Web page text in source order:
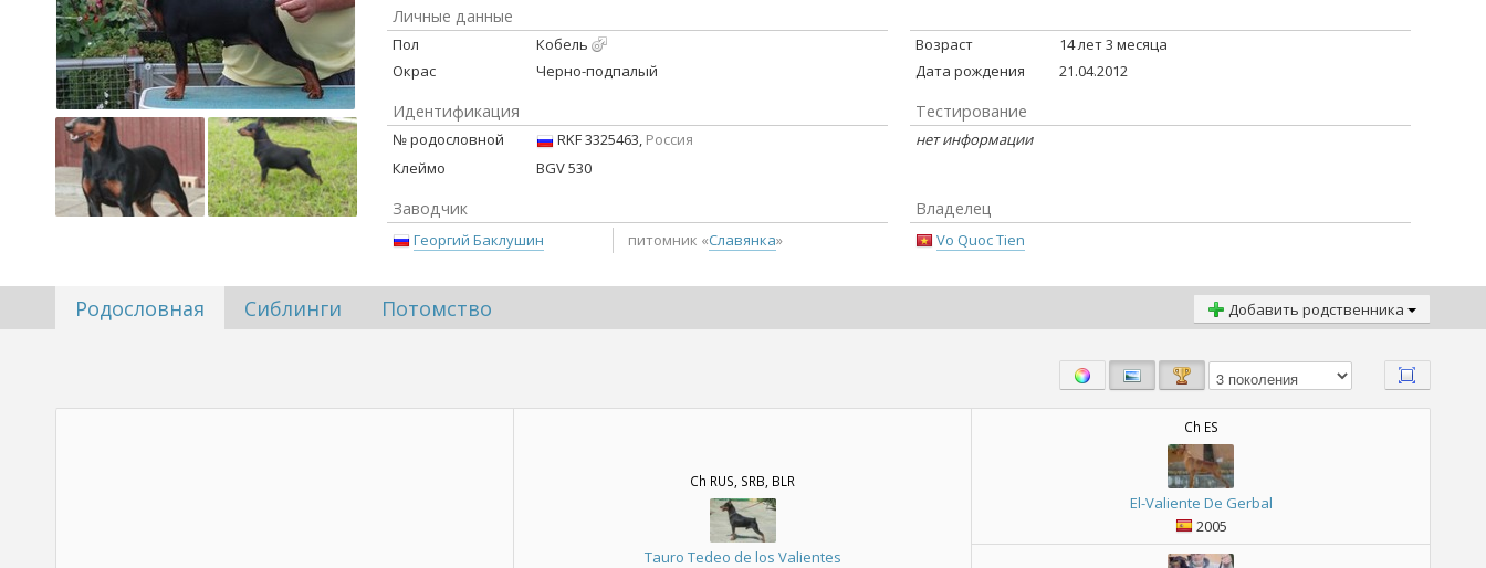
Личные данные
Пол
Кобель
Окрас
Черно-подпалый
Возраст
14 лет 3 месяца
Дата рождения
21.04.2012
Идентификация
№ родословной RKF 3325463, Россия
Клеймо
BGV 530
Тестирование
нет информации
Заводчик
Георгий Баклушин питомник «Славянка»
Владелец
Vo Quoc Tien
Родословная Сиблинги Потомство Добавить родственника
Ch RUS, SRB, BLR
Tauro Tedeo de los Valientes
Ch ES
El-Valiente De Gerbal
2005